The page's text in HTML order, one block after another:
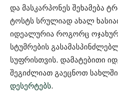
და მასკარპონეს შეხამება
ტოსტს სრულიად ახალ
იდეალურია როგორც
სტუმრების
სუფრისთვის. დამატებითი
შეგიძლიათ გაეცნოთ
დესერტებს⁠.